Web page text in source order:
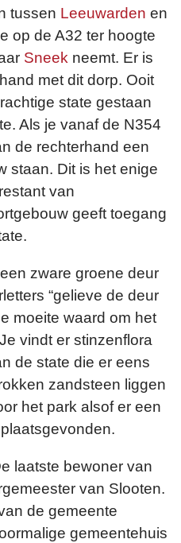
tussen Leeuwarden en
op de A32 ter hoogte
Sneek neemt. Er is
met dit dorp. Ooit
state gestaan
Als je vanaf de N354
de rechterhand een
staan. Dit is het enige
van
geeft toegang
zware groene deur
“gelieve de deur
moeite waard om het
vindt er stinzenflora
de state die er eens
zandsteen liggen
het park alsof er een
laatste bewoner van
van Slooten.
de gemeente
gemeentehuis